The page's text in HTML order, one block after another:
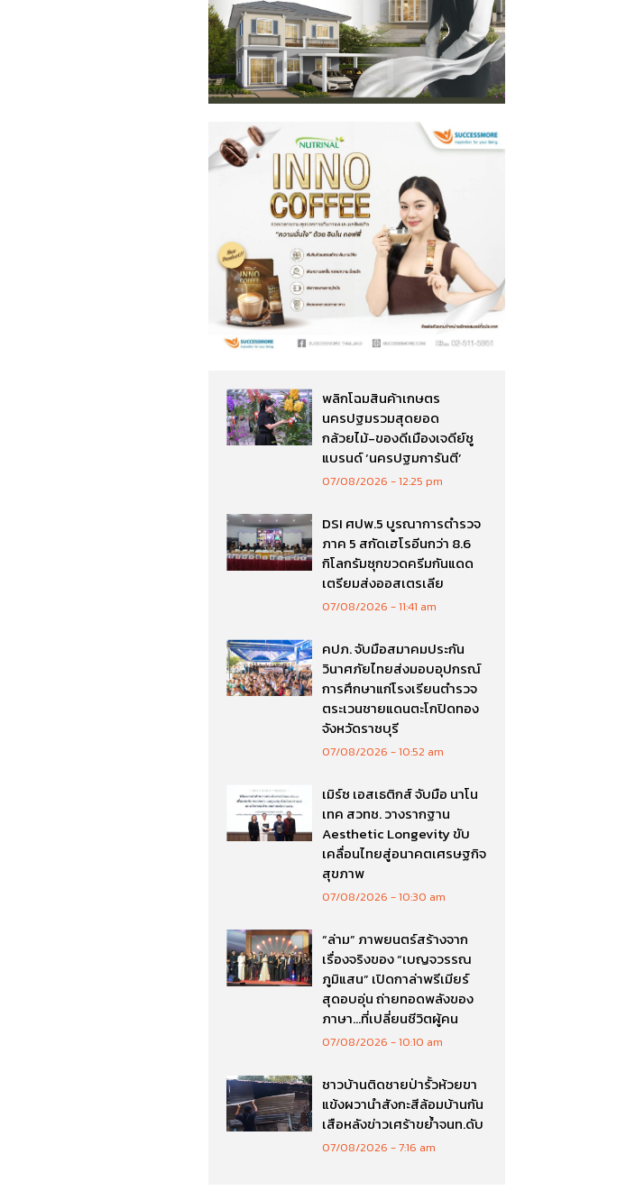
พลิกโฉมสินค้าเกษตร
นครปฐมรวมสุดยอด
กล้วยไม้-ของดีเมืองเจดีย์ชู
แบรนด์ ‘นครปฐมการันตี’
07/08/2026 12:25 pm
DSI ศปพ.5 บูรณาการตำรวจ
ภาค 5 สกัดเฮโรอีนกว่า 8.6
กิโลกรัมซุกขวดครีมกันแดด
เตรียมส่งออสเตรเลีย
07/08/2026 11:41 am
คปภ. จับมือสมาคมประกัน
วินาศภัยไทยส่งมอบอุปกรณ์
การศึกษาแก่โรงเรียนตำรวจ
ตระเวนชายแดนตะโกปิดทอง
จังหวัดราชบุรี
07/08/2026 10:52 am
เมิร์ซ เอสเธติกส์ จับมือ นาโน
เทค สวทช. วางรากฐาน
Aesthetic Longevity ขับ
เคลื่อนไทยสู่อนาคตเศรษฐกิจ
สุขภาพ
07/08/2026 10:30 am
“ล่าม” ภาพยนตร์สร้างจาก
เรื่องจริงของ “เบญจวรรณ
ภูมิแสน” เปิดกาล่าพรีเมียร์
สุดอบอุ่น ถ่ายทอดพลังของ
ภาษา…ที่เปลี่ยนชีวิตผู้คน
07/08/2026 10:10 am
ชาวบ้านติดชายป่ารั้วห้วยขา
แข้งผวานำสังกะสีล้อมบ้านกัน
เสือหลังข่าวเศร้าขย้ำจนท.ดับ
07/08/2026 7:16 am